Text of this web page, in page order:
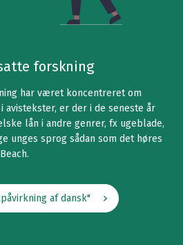
forskning
har været koncentreret om
avistekster, er der i de seneste år
lån i andre genrer, fx ugeblade,
unges sprog sådan som det høres
af dansk"